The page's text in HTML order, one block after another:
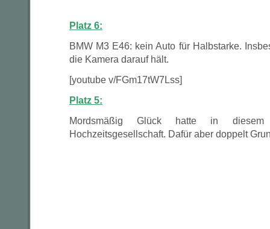
Platz 6:
BMW M3 E46: kein Auto für Halbstarke.
die Kamera darauf hält.
[youtube v/FGm17tW7Lss]
Platz 5:
Mordsmäßig Glück hatte in
Hochzeitsgesellschaft. Dafür aber doppelt